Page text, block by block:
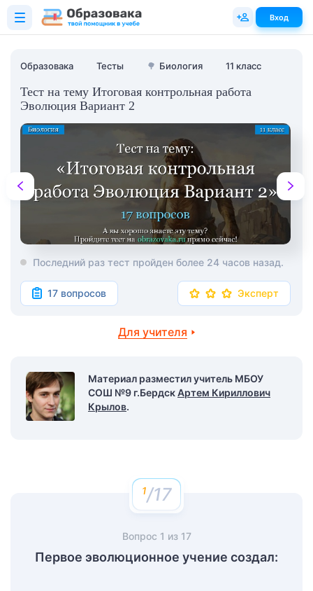
Образовака Тесты 🌳 Биология 11 класс
Тест на тему Итоговая контрольная работа
Эволюция Вариант 2
Последний раз тест пройден более 24 часов назад.
17 вопросов Эксперт
Для учителя
Материал разместил учитель МБОУ
СОШ №9 г.БердскАртем Кириллович
Крылов.
/17
Вопрос 1 из 17
Первое эволюционное учение создал:
Вход